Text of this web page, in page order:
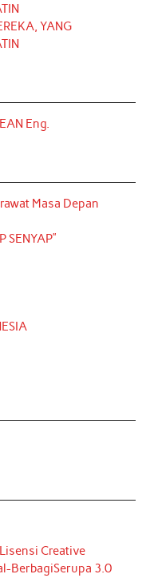
YANG
Eng.
Masa Depan
SENYAP”
Lisensi Creative
BerbagiSerupa 3.0